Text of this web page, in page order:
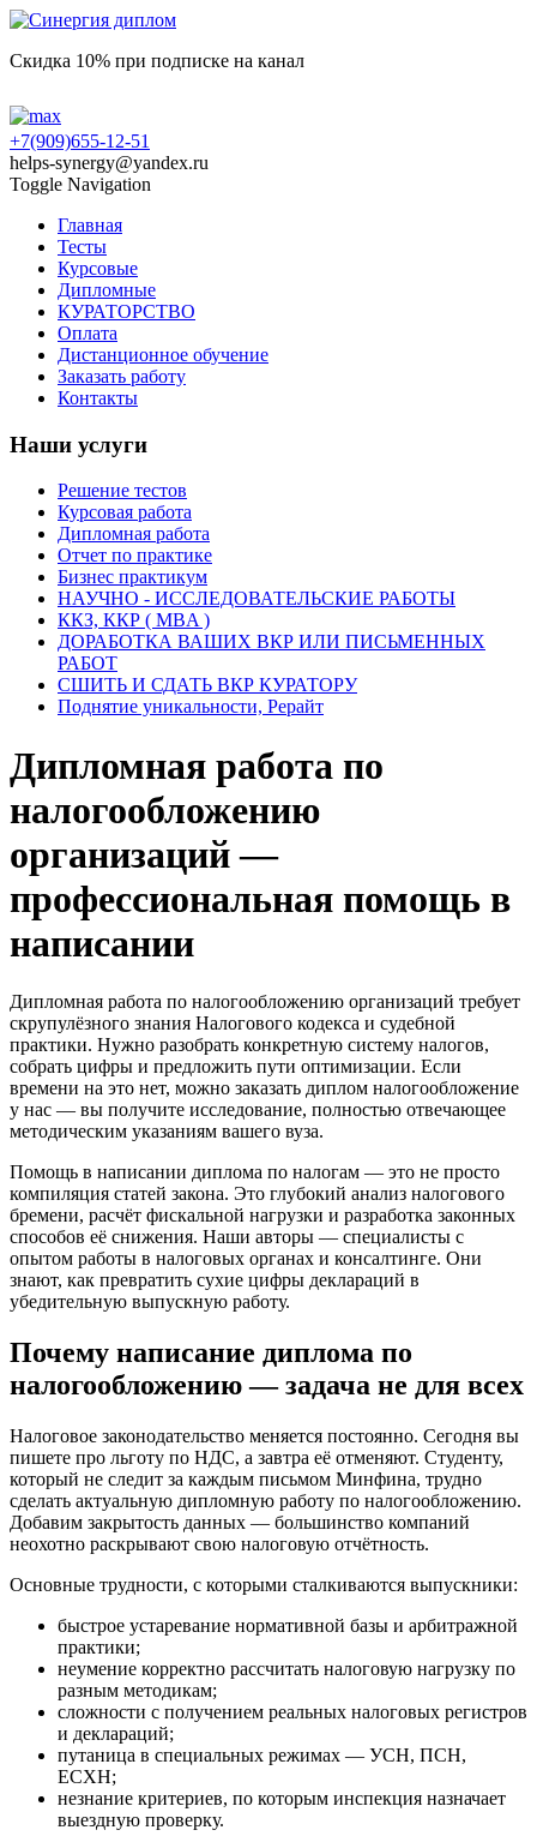
Скидка 10% при подписке на канал
+7(909)655-12-51
helps-synergy@yandex.ru
Toggle Navigation
Главная
Тесты
Курсовые
Дипломные
КУРАТОРСТВО
Оплата
Дистанционное обучение
Заказать работу
Контакты
Наши услуги
Решение тестов
Курсовая работа
Дипломная работа
Отчет по практике
Бизнес практикум
НАУЧНО - ИССЛЕДОВАТЕЛЬСКИЕ РАБОТЫ
ККЗ, ККР ( MBA )
ДОРАБОТКА ВАШИХ ВКР ИЛИ ПИСЬМЕННЫХ
РАБОТ
СШИТЬ И СДАТЬ ВКР КУРАТОРУ
Поднятие уникальности, Рерайт
Дипломная работа по
налогообложению
организаций —
профессиональная помощь в
написании
Дипломная работа по налогообложению организаций требует
скрупулёзного знания Налогового кодекса и судебной
практики. Нужно разобрать конкретную систему налогов,
собрать цифры и предложить пути оптимизации. Если
времени на это нет, можно заказать диплом налогообложение
у нас — вы получите исследование, полностью отвечающее
методическим указаниям вашего вуза.
Помощь в написании диплома по налогам — это не просто
компиляция статей закона. Это глубокий анализ налогового
бремени, расчёт фискальной нагрузки и разработка законных
способов её снижения. Наши авторы — специалисты с
опытом работы в налоговых органах и консалтинге. Они
знают, как превратить сухие цифры деклараций в
убедительную выпускную работу.
Почему написание диплома по
налогообложению — задача не для всех
Налоговое законодательство меняется постоянно. Сегодня вы
пишете про льготу по НДС, а завтра её отменяют. Студенту,
который не следит за каждым письмом Минфина, трудно
сделать актуальную дипломную работу по налогообложению.
Добавим закрытость данных — большинство компаний
неохотно раскрывают свою налоговую отчётность.
Основные трудности, с которыми сталкиваются выпускники:
быстрое устаревание нормативной базы и арбитражной
практики;
неумение корректно рассчитать налоговую нагрузку по
разным методикам;
сложности с получением реальных налоговых регистров
и деклараций;
путаница в специальных режимах — УСН, ПСН,
ЕСХН;
незнание критериев, по которым инспекция назначает
выездную проверку.